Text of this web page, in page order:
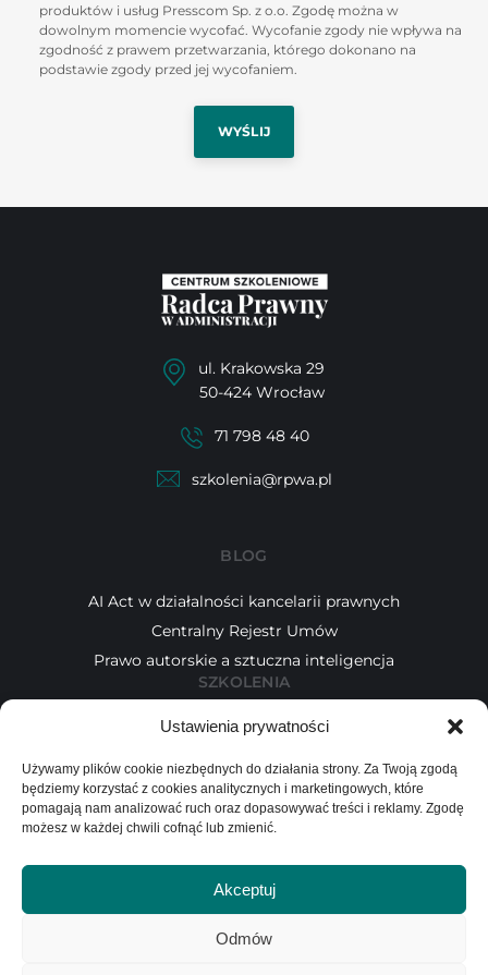
Ustawienia prywatności
Używamy plików cookie niezbędnych do działania strony. Za Twoją zgodą
będziemy korzystać z cookies analitycznych i marketingowych, które
pomagają nam analizować ruch oraz dopasowywać treści i reklamy. Zgodę
możesz w każdej chwili cofnąć lub zmienić.
Akceptuj
Odmów
produktów i usług Presscom Sp. z o.o. Zgodę można w
dowolnym momencie wycofać. Wycofanie zgody nie wpływa na
zgodność z prawem przetwarzania, którego dokonano na
podstawie zgody przed jej wycofaniem.
ul. Krakowska 29
50-424 Wrocław
71 798 48 40
szkolenia@rpwa.pl
BLOG
AI Act w działalności kancelarii prawnych
Centralny Rejestr Umów
Prawo autorskie a sztuczna inteligencja
SZKOLENIA
Kalendarz
Wykładowcy
INFORMACJE
O nas
Kontakt